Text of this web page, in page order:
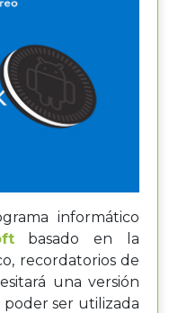
informático
basado en la
recordatorios de
una versión
ser utilizada